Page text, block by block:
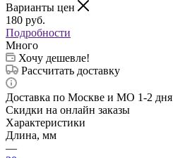
Варианты цен
180 руб.
Подробности
Много
Хочу дешевле!
Рассчитать доставку
Доставка по Москве и МО 1-2 дня
Скидки на онлайн заказы
Характеристики
Длина, мм
—